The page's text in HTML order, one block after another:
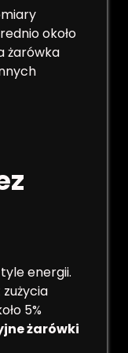
około
żarówka
energii.
5%
żarówki